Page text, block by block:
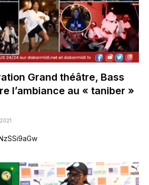
Grand théâtre, Bass
l’ambiance au « taniber »